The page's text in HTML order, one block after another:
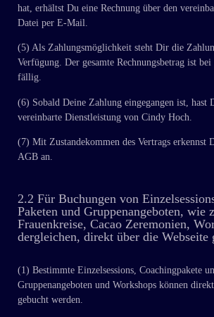
hat, erhältst Du eine Rechnung über den
Datei per E-Mail.
(5) Als Zahlungsmöglichkeit steht Dir die
Verfügung. Der gesamte Rechnungsbetrag ist
fällig.
(6) Sobald Deine Zahlung eingegangen ist, hast
vereinbarte Dienstleistung von Cindy Hoch.
(7) Mit Zustandekommen des Vertrags erkennst
AGB an.
2.2 Für Buchungen von
Paketen und Gruppenangeboten, wie
Frauenkreise, Cacao Zeremonien,
dergleichen, direkt über die Webseite
(1) Bestimmte Einzelsessions, Coachingpakete
Gruppenangeboten und Workshops können
gebucht werden.